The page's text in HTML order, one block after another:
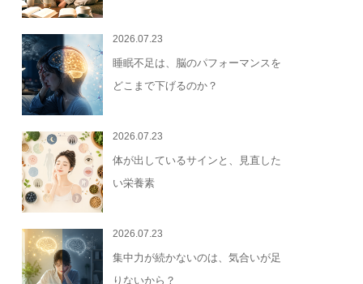
2026.07.23
睡眠不足は、脳のパフォーマンスを
どこまで下げるのか？
2026.07.23
体が出しているサインと、見直した
い栄養素
2026.07.23
集中力が続かないのは、気合いが足
りないから？